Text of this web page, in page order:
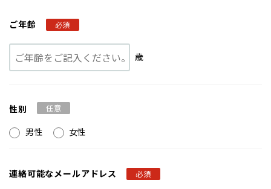
ご年齢 必須
歳
性別 任意
男性 女性
連絡可能なメールアドレス 必須